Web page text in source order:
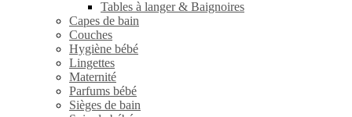
Tables à langer & Baignoires
Capes de bain
Couches
Hygiène bébé
Lingettes
Maternité
Parfums bébé
Sièges de bain